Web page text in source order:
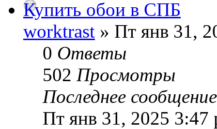
Купить обои в СПБ
worktrast » Пт янв 31,
0 Ответы
502 Просмотры
Последнее
Пт янв 31, 2025 3:47